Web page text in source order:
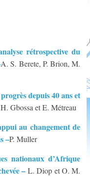
rétrospective du
A. S. Berete, P. Brion, M.
depuis 40 ans et
Gbossa et E. Métreau
au changement de
–P. Muller
nationaux d’Afrique
– L. Diop et O. M.